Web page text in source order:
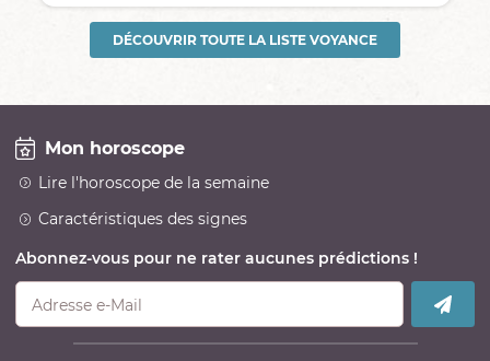
DÉCOUVRIR TOUTE LA LISTE VOYANCE
Mon horoscope
Lire l'horoscope de la semaine
Caractéristiques des signes
Abonnez-vous pour ne rater aucunes prédictions !
Adresse e-Mail